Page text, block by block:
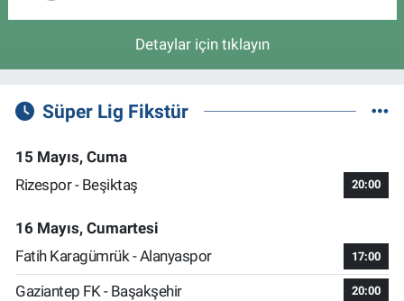
Detaylar için tıklayın
Süper Lig Fikstür
15 Mayıs, Cuma
Rizespor - Beşiktaş
20:00
16 Mayıs, Cumartesi
Fatih Karagümrük - Alanyaspor
17:00
Gaziantep FK - Başakşehir 20:00